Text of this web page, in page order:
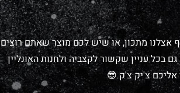
אצלנו מתכון, או שיש לכם מוצר שאתם רוצים
בכל עניין שקשור לקצביה ולחנות האונליין
אליכם צ'יק צ'ק 😎